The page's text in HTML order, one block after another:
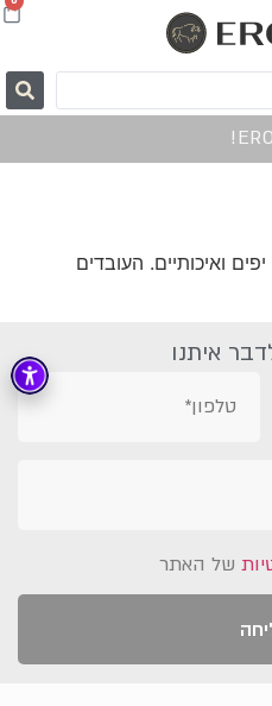
ואיכותיים. העובדים
איתנו
של האתר